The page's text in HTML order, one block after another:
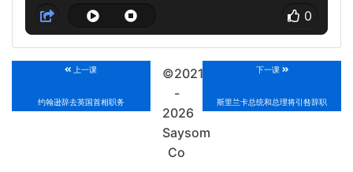
0
上一课
约翰逊辞去英国首相职务
下一课
斯里兰卡总统和总理将引咎辞职
©2021
-
2026
Saysom
Co